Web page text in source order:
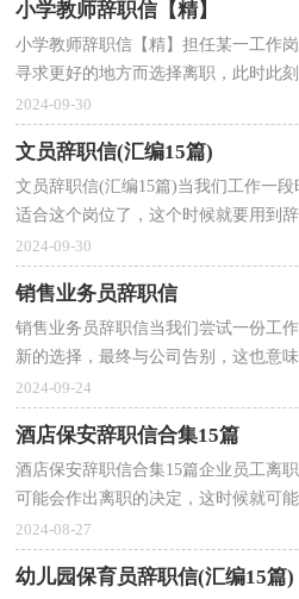
小学教师辞职信【精】
小学教师辞职信【精】担任某一工作
寻求更好的地方而选择离职，此时此
怎么去写辞职信呢？下面是小编帮大家
2024-09-30
文员辞职信(汇编15篇)
文员辞职信(汇编15篇)当我们工作一
适合这个岗位了，这个时候就要用到
呢？以下是小编为大家整理的文员辞
2024-09-30
销售业务员辞职信
销售业务员辞职信当我们尝试一份工
新的选择，最终与公司告别，这也意
怎么去写辞职信呢？下面是小编精心
2024-09-24
酒店保安辞职信合集15篇
酒店保安辞职信合集15篇企业员工离
可能会作出离职的决定，这时候就可
我们该怎么去写辞职信呢？以下是小
2024-08-27
幼儿园保育员辞职信(汇编15篇)